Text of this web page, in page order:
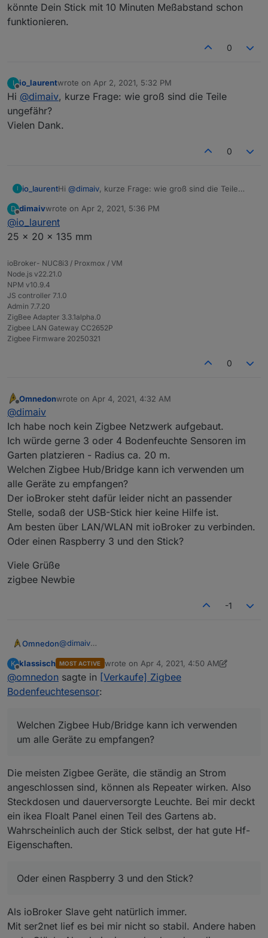
könnte Dein Stick mit 10 Minuten Meßabstand schon
funktionieren.
0
I
Offline
io_laurentwrote on Apr 2, 2021, 5:32 PM
last edited by
Hi @dimaiv, kurze Frage: wie groß sind die Teile
ungefähr?
Vielen Dank.
0
I io_laurentHi @dimaiv , kurze Frage: wie groß sind die Teile
Vielen Dank.
D
Offline
dimaivwrote on Apr 2, 2021, 5:36 PM
last edited by
@io_laurent
25 x 20 x 135 mm
ioBroker- NUC8i3 / Proxmox / VM
Node.js v22.21.0
NPM v10.9.4
JS controller 7.1.0
Admin 7.7.20
ZigBee Adapter 3.3.1alpha.0
Zigbee LAN Gateway CC2652P
Zigbee Firmware 20250321
0
Offline
Omnedonwrote on Apr 4, 2021, 4:32 AM
last edited by
@dimaiv
Ich habe noch kein Zigbee Netzwerk aufgebaut.
Ich würde gerne 3 oder 4 Bodenfeuchte Sensoren im
Garten platzieren - Radius ca. 20 m.
Welchen Zigbee Hub/Bridge kann ich verwenden um
alle Geräte zu empfangen?
Der ioBroker steht dafür leider nicht an passender
Stelle, sodaß der USB-Stick hier keine Hilfe ist.
Am besten über LAN/WLAN mit ioBroker zu verbinden.
Oder einen Raspberry 3 und den Stick?
Viele Grüße
zigbee Newbie
-1
Omnedon@dimaiv
Ich würde gerne 3 oder 4 Bodenfeuchte Sensoren
im Garten platzieren - Radius ca. 20 m.
Welchen Zigbee Hub/Bridge kann ich verwenden
Stelle, sodaß der USB-Stick hier keine Hilfe ist.
Am besten über LAN/WLAN mit ioBroker zu
verbinden.
Viele Grüße
zigbee Newbie
K klassisch MOST ACTIVE wrote on Apr 4, 2021, 4:50 AM
last edited by klassischApr 4, 2021, 7:17 AM
@omnedon sagte in [Verkaufe] Zigbee
Bodenfeuchtesensor:
Welchen Zigbee Hub/Bridge kann ich verwenden
um alle Geräte zu empfangen?
Die meisten Zigbee Geräte, die ständig an Strom
angeschlossen sind, können als Repeater wirken. Also
Steckdosen und dauerversorgte Leuchte. Bei mir deckt
ein ikea Floalt Panel einen Teil des Gartens ab.
Wahrscheinlich auch der Stick selbst, der hat gute Hf-
Eigenschaften.
Oder einen Raspberry 3 und den Stick?
Als ioBroker Slave geht natürlich immer.
Mit ser2net lief es bei mir nicht so stabil. Andere haben